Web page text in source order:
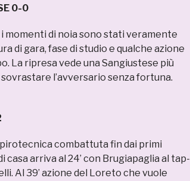
0-0
di noia sono stati veramente
di gara, fase di studio e qualche azione
La ripresa vede una Sangiustese più
l’avversario senza fortuna.
combattuta fin dai primi
arriva al 24’ con Brugiapaglia al tap-
Al 39’ azione del Loreto che vuole